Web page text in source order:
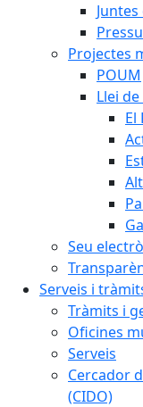
Projectes
POUM
Llei
El
Seu
Serveis i
Tràmits i
Oficines
Serveis
Cercador
(CIDO)